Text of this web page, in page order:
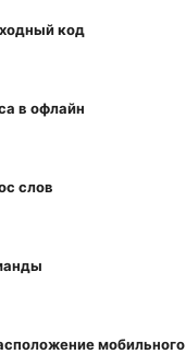
код
в офлайн
слов
мобильного